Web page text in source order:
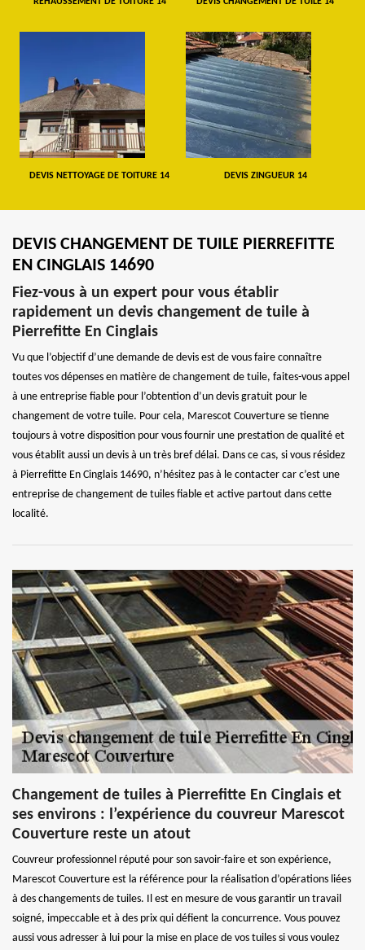
DEVIS NETTOYAGE DE TOITURE 14 DEVIS ZINGUEUR 14
DEVIS CHANGEMENT DE TUILE PIERREFITTE
EN CINGLAIS 14690
Fiez-vous à un expert pour vous établir
rapidement un devis changement de tuile à
Pierrefitte En Cinglais
Vu que l’objectif d’une demande de devis est de vous faire connaître
toutes vos dépenses en matière de changement de tuile, faites-vous appel
à une entreprise fiable pour l’obtention d’un devis gratuit pour le
changement de votre tuile. Pour cela, Marescot Couverture se tienne
toujours à votre disposition pour vous fournir une prestation de qualité et
vous établit aussi un devis à un très bref délai. Dans ce cas, si vous résidez
à Pierrefitte En Cinglais 14690, n’hésitez pas à le contacter car c’est une
entreprise de changement de tuiles fiable et active partout dans cette
localité.
Changement de tuiles à Pierrefitte En Cinglais et
ses environs : l’expérience du couvreur Marescot
Couverture reste un atout
Couvreur professionnel réputé pour son savoir-faire et son expérience,
Marescot Couverture est la référence pour la réalisation d’opérations liées
à des changements de tuiles. Il est en mesure de vous garantir un travail
soigné, impeccable et à des prix qui défient la concurrence. Vous pouvez
aussi vous adresser à lui pour la mise en place de vos tuiles si vous voulez